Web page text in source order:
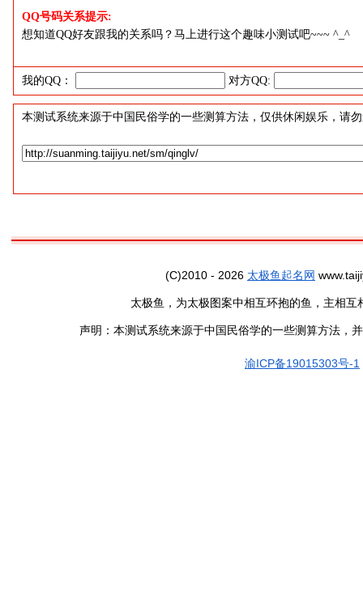
QQ号码关系提示:
想知道QQ好友跟我的关系吗？马上进行这个趣味小测试吧~~~ ^_^
我的QQ： 对方QQ:
本测试系统来源于中国民俗学的一些测算方法，仅供休闲娱乐，请
(C)2010 - 2026 太极鱼起名网
太极鱼，为太极图案中相互环抱的鱼，主相
声明：本测试系统来源于中国民俗学的一些测算方法，
渝ICP备19015303号-1